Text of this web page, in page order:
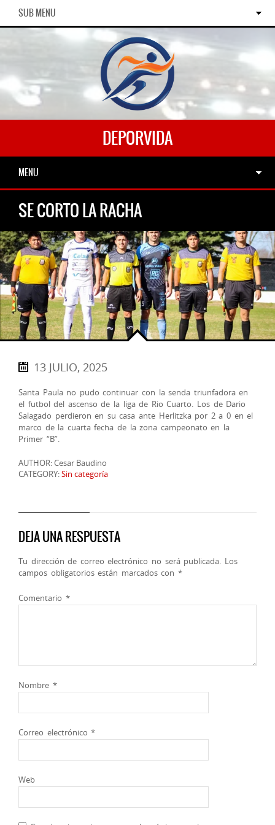
SUB MENU
DEPORVIDA
MENU
SE CORTO LA RACHA
13 JULIO, 2025
Santa Paula no pudo continuar con la senda triunfadora en
el futbol del ascenso de la liga de Rio Cuarto. Los de Dario
Salagado perdieron en su casa ante Herlitzka por 2 a 0 en el
marco de la cuarta fecha de la zona campeonato en la
Primer “B”.
AUTHOR: Cesar Baudino
CATEGORY:Sin categoría
DEJA UNA RESPUESTA
Tu dirección de correo electrónico no será publicada. Los
campos obligatorios están marcados con *
Comentario *
Nombre *
Correo electrónico*
Web